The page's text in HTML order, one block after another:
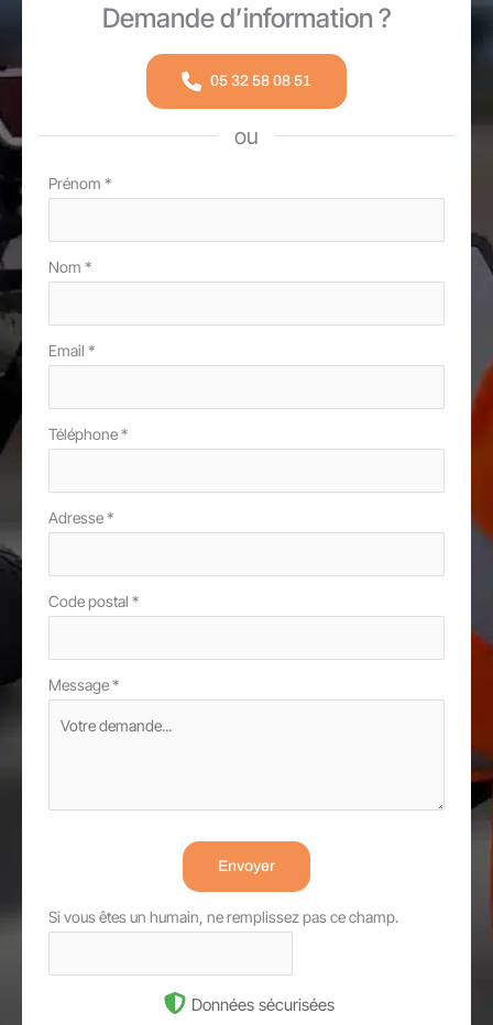
Demande d’information ?
05 32 58 08 51
ou
Formulaire
avec
téléphone
Prénom *
Nom *
Email *
Téléphone*
Adresse*
Code postal *
Message*
Envoyer
Si vous êtes un humain, ne remplissez pas ce champ.
Données sécurisées